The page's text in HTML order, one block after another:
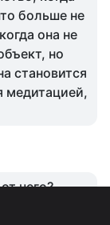
больше не
она не
но
становится
медитацией,
чего?
все кроме